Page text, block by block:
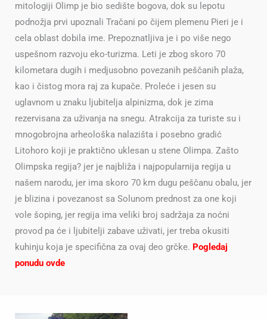
mitologiji Olimp je bio sedište bogova, dok su lepotu
podnožja prvi upoznali Tračani po čijem plemenu Pieri je i
cela oblast dobila ime. Prepoznatljiva je i po više nego
uspešnom razvoju eko-turizma. Leti je zbog skoro 70
kilometara dugih i medjusobno povezanih peščanih plaža,
kao i čistog mora raj za kupače. Proleće i jesen su
uglavnom u znaku ljubitelja alpinizma, dok je zima
rezervisana za uživanja na snegu. Atrakcija za turiste su i
mnogobrojna arheološka nalazišta i posebno gradić
Litohoro koji je praktično uklesan u stene Olimpa. Zašto
Olimpska regija? jer je najbliža i najpopularnija regija u
našem narodu, jer ima skoro 70 km dugu peščanu obalu, jer
je blizina i povezanost sa Solunom prednost za one koji
vole šoping, jer regija ima veliki broj sadržaja za noćni
provod pa će i ljubitelji zabave uživati, jer treba okusiti
kuhinju koja je specifična za ovaj deo grčke. Pogledaj
ponudu ovde